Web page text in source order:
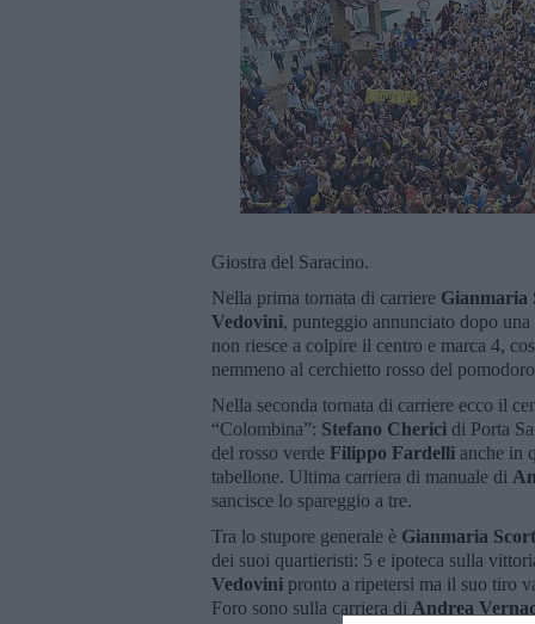
Giostra del Saracino.
Nella prima tornata di carriere Gianmaria
Vedovini, punteggio annunciato dopo
non riesce a colpire il centro e marca 4,
nemmeno al cerchietto rosso del
Nella seconda tornata di carriere ecco il
“Colombina”: Stefano Cherici di Porta
del rosso verde Filippo Fardelli anche in
tabellone. Ultima carriera di manuale di
sancisce lo spareggio a tre.
Tra lo stupore generale è Gianmaria
dei suoi quartieristi: 5 e ipoteca sulla
Vedovini pronto a ripetersi ma il suo tiro
Foro sono sulla carriera di Andrea